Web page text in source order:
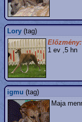
Lory (tag)
1 ev ,5 hn
igmu (tag)
Maja